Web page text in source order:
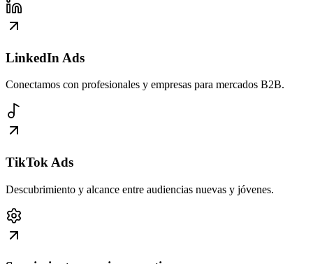
LinkedIn Ads
Conectamos con profesionales y empresas para mercados B2B.
TikTok Ads
Descubrimiento y alcance entre audiencias nuevas y jóvenes.